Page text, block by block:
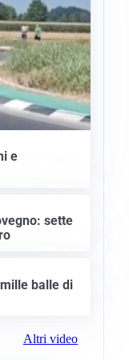
e
sette
balle di
Altri video